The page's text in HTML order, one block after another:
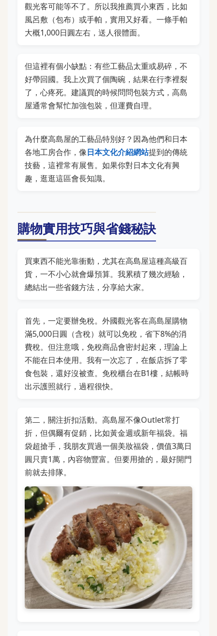
觀光客可能等不了。所以我推薦買小東西，比如
風呂敷（包布）或手帕，實用又好看。一條手帕
大概1,000日圓左右，送人很體面。
但這裡有個小缺點：有些工藝品太重或易碎，不
好帶回國。我上次買了個陶碗，結果在行李裡裂
了，心疼死。建議買的時候問問包裝方式，高島
屋通常會幫忙加強包裝，但運費自理。
為什麼高島屋的工藝品特別好？因為他們和日本
各地工房合作，像日本文化介紹網站提到的傳統
技藝，這裡常有展售。如果你對日本文化有興
趣，逛逛這區會長知識。
購物實用技巧與省錢秘訣
買東西不能光靠衝動，尤其在高島屋這種高級百
貨，一不小心就會爆預算。我累積了幾次經驗，
總結出一些省錢方法，分享給大家。
首先，一定要辦免稅。外國觀光客在高島屋購物
滿5,000日圓（含稅）就可以免稅，省下8%的消
費稅。但注意哦，免稅商品會密封起來，理論上
不能在日本使用。我有一次忘了，在飯店拆了零
食包裝，還好沒被查。免稅櫃台在B1樓，結帳時
出示護照就行，過程很快。
第二，關注折扣活動。高島屋不像Outlet常打
折，但偶爾有促銷，比如黃金週或新年福袋。福
袋超搶手，我朋友買過一個美妝福袋，價值3萬日
圓只賣1萬，內容物豐富。但要用搶的，最好開門
前就去排隊。